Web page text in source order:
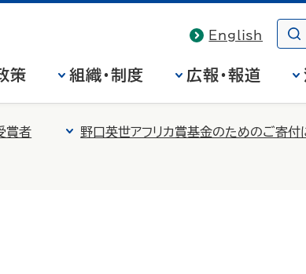
English
策 組織・制度 広報・報道
賞者 野口英世アフリカ賞基金のためのご寄付